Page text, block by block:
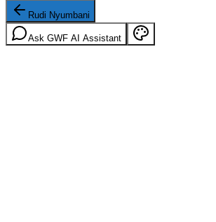
Rudi Nyumbani
Ask GWF AI Assistant